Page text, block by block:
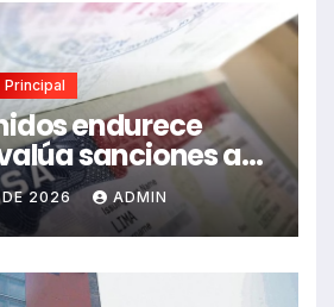
Principal
endurece
sanciones a
de México
DE 2026 ADMIN